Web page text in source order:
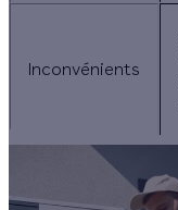
Inconvénients